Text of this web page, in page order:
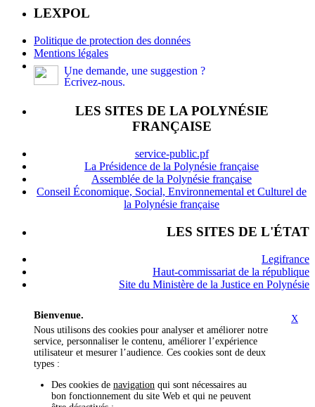
LEXPOL
Politique de protection des données
Mentions légales
Une demande, une suggestion ?
Écrivez-nous.
LES SITES DE LA POLYNÉSIE
FRANÇAISE
service-public.pf
La Présidence de la Polynésie française
Assemblée de la Polynésie française
Conseil Économique, Social, Environnemental et Culturel de
la Polynésie française
LES SITES DE L'ÉTAT
Legifrance
Haut-commissariat de la république
Site du Ministère de la Justice en Polynésie
X
Bienvenue.
Nous utilisons des cookies pour analyser et améliorer notre
service, personnaliser le contenu, améliorer l’expérience
utilisateur et mesurer l’audience. Ces cookies sont de deux
types :
Des cookies de navigation qui sont nécessaires au
bon fonctionnement du site Web et qui ne peuvent